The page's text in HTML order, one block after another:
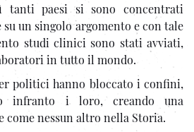
paesi si sono concentrati
un singolo argomento e con tale
studi clinici sono stati avviati,
in tutto il mondo.
politici hanno bloccato i confini,
infranto i loro, creando una
come nessun altro nella Storia.